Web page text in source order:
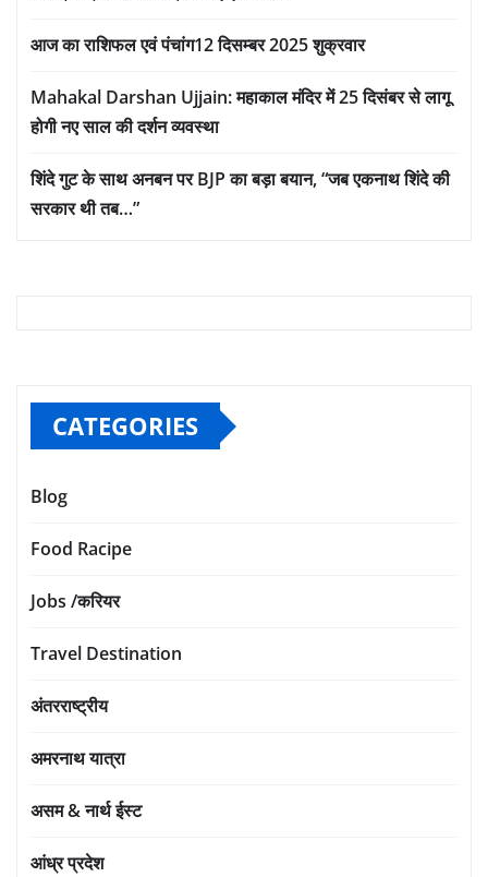
आज का राशिफल एवं पंचांग12 दिसम्बर 2025 शुक्रवार
Mahakal Darshan Ujjain: महाकाल मंदिर में 25 दिसंबर से लागू
होगी नए साल की दर्शन व्यवस्था
शिंदे गुट के साथ अनबन पर BJP का बड़ा बयान, “जब एकनाथ शिंदे की
सरकार थी तब…”
CATEGORIES
Blog
Food Racipe
Jobs /करियर
Travel Destination
अंतरराष्ट्रीय
अमरनाथ यात्रा
असम & नार्थ ईस्ट
आंध्र प्रदेश